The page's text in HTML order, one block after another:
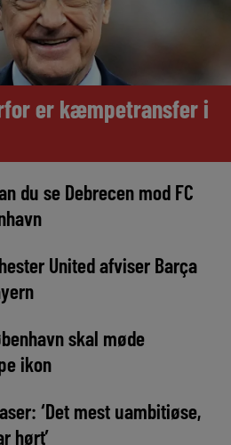
er kæmpetransfer i
du se Debrecen mod FC
United afviser Barça
skal møde
ikon
‘Det mest uambitiøse,
hørt’